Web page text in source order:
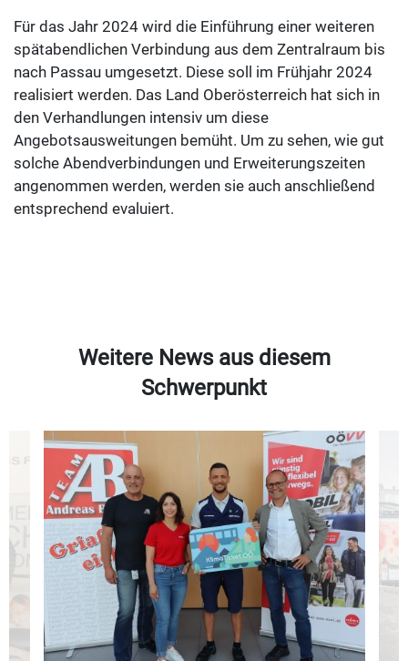
Für das Jahr 2024 wird die Einführung einer weiteren
spätabendlichen Verbindung aus dem Zentralraum bis
nach Passau umgesetzt. Diese soll im Frühjahr 2024
realisiert werden. Das Land Oberösterreich hat sich in
den Verhandlungen intensiv um diese
Angebotsausweitungen bemüht. Um zu sehen, wie gut
solche Abendverbindungen und Erweiterungszeiten
angenommen werden, werden sie auch anschließend
entsprechend evaluiert.
Weitere News aus diesem
Schwerpunkt